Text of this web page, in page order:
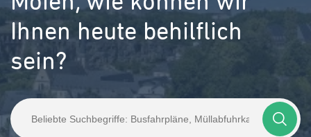
Ihnen heute behilflich
sein?